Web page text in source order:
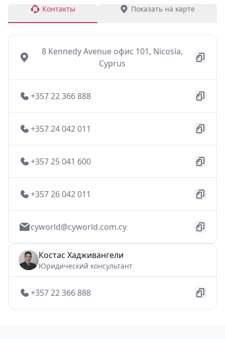
Контакты Показать на карте
8 Kennedy Avenue офис 101, Nicosia,
Cyprus
+357 22 366 888
+357 24 042 011
+357 25 041 600
+357 26 042 011
cyworld@cyworld.com.cy
Костас Хадживангели
Юридический консультант
+357 22 366 888